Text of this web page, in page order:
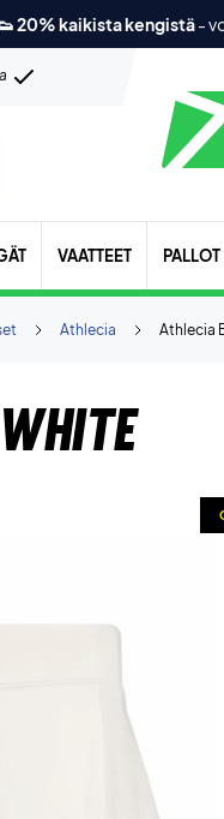
20% kaikista kengistä-
VAATTEET PALLOT
Athlecia
Athlecia